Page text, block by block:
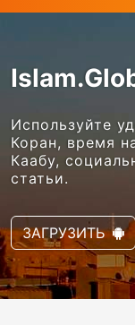
Используйте
Коран, время
Каабу,
статьи.
ЗАГРУЗИТЬ